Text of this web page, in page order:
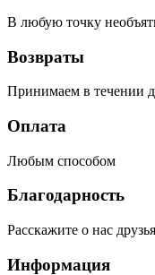
В любую точку
Возвраты
Принимаем в течении
Оплата
Любым способом
Благодарность
Расскажите о нас
Информация